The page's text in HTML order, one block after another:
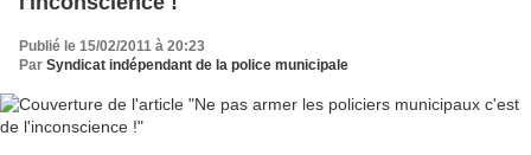
Publié le 15/02/2011 à 20:23
Par Syndicat indépendant de la police municipale